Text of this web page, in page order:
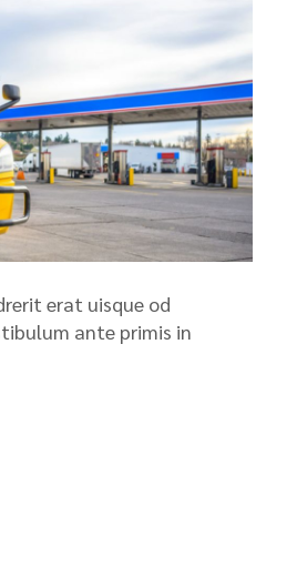
erat uisque od
ante primis in